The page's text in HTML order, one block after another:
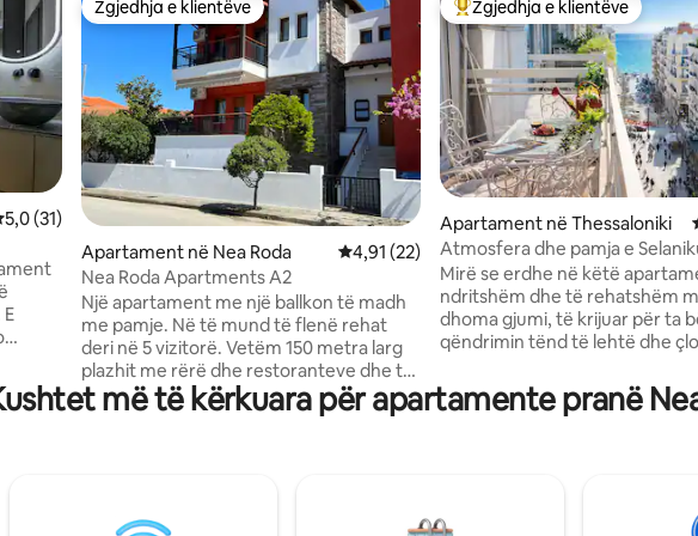
mesatar 5,0 nga 5, 31 vlerësime
5,0 (31)
të
Zgjedhja e klientëve
Zgjedhja e klientëve
Apartament në Nea Roda Vlerësimi mesatar 4,91 nga 5, 22 vlerësime
4,91 (22)
Nea Roda Apartments Α2
Një apartament me një ballkon të madh
me pamje. Në të mund të flenë rehat
deri në 5 vizitorë. Vetëm 150 metra larg
plazhit me rërë dhe restoranteve dhe tre
minuta më këmbë larg furrës së bukës
dhe supermarketit lokal. Ka një kuzhinë
dhomat e gjumit ka një krevat dopio.
Më të mirat e zgjedhjeve të
Zgjedhja e klientëve
Apartament në Thessaloniki
Atmosfera dhe pamja e
Mirë se erdhe në këtë
ndritshëm dhe të rehatshëm
dhoma gjumi, të krijuar për ta
qëndrimin tënd të lehtë dhe
Fi të shpejtë dhe një zonë të
ndenjjeje me televizor dhe
apartamentin ideal për çifte,
udhëtarë biznesi ose qëndrime
më të kërkuara për apartamente pranë